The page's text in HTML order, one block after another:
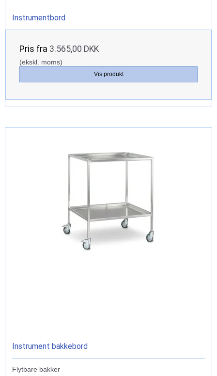
Instrumentbord
Pris fra 3.565,00 DKK
(ekskl. moms)
Vis produkt
Instrument bakkebord
Flytbare bakker